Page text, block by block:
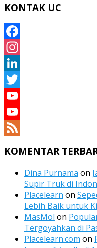
KONTAK UC
Facebook
Instagram
LinkedIn
Twitter
YouTube
YouTube
KOMENTAR
Dina Purnama on
Supir Truk di
Placelearn on
Lebih Baik untuk
MasMol on
Tergoyahkan di
Placelearn.com on